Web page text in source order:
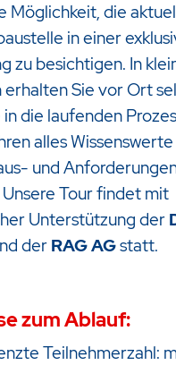
Möglichkeit, die
in einer
zu besichtigen. In
Sie vor Ort
in die laufenden
alles
und
Unsere Tour findet mit
Unterstützung der
der RAG AGstatt.
zum Ablauf:
Teilnehmerzahl: